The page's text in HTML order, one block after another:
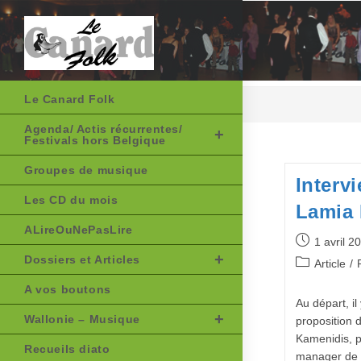
to
content
Le Canard Folk
Agenda/ Actis récurrentes/
Festivals hors Belgique
Groupes de musique
Les CD du mois
ALireOuNePasLire
Dossiers et Articles
A vos boutons
Wallonie – Musique
Recueils diato
Lamia
Publication
publiée :
1 avril
PostArticle /
Au départ, il
proposition
Kamenidis,
manager de